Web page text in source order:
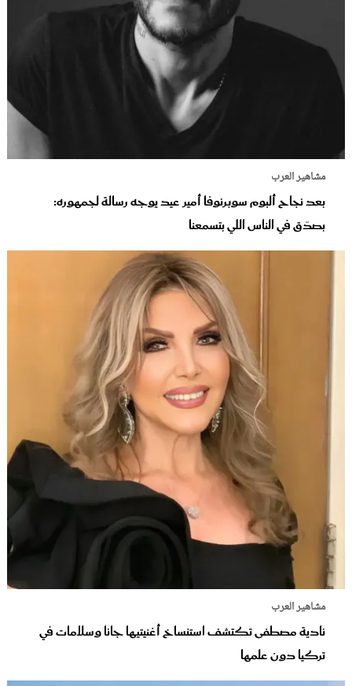
مشاهير العرب
بعد نجاح ألبوم سوبرنوفا أمير عيد يوجه رسالة لجمهوره:
بصدّق في الناس اللي بتسمعنا
مشاهير العرب
نادية مصطفى تكتشف استنساخ أغنيتيها جانا وسلامات في
تركيا دون علمها